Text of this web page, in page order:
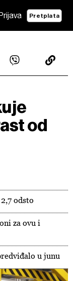
Pretplata
od
odsto
za ovu i
u junu